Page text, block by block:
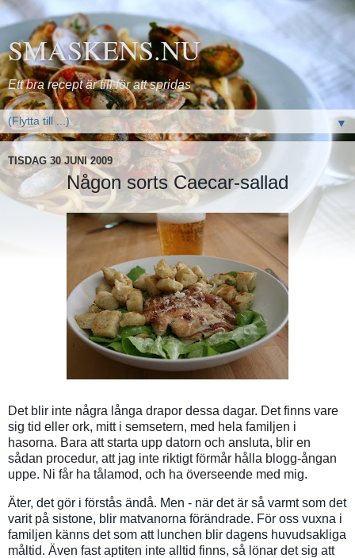
SMASKENS.NU
Ett bra recept är till för att spridas
▼
TISDAG 30 JUNI 2009
Någon sorts Caecar-sallad
Det blir inte några långa drapor dessa dagar. Det finns vare
sig tid eller ork, mitt i semsetern, med hela familjen i
hasorna. Bara att starta upp datorn och ansluta, blir en
sådan procedur, att jag inte riktigt förmår hålla blogg-ångan
uppe. Ni får ha tålamod, och ha överseende med mig.
Äter, det gör i förstås ändå. Men - när det är så varmt som det
varit på sistone, blir matvanorna förändrade. För oss vuxna i
familjen känns det som att lunchen blir dagens huvudsakliga
måltid. Även fast aptiten inte alltid finns, så lönar det sig att